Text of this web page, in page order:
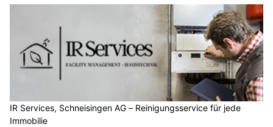
IR Services, Schneisingen AG – Reinigungsservice für jede
Immobilie